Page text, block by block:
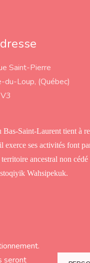
Saint-Pierre
du-Loup, (Québec)
Bas-Saint-Laurent tient à
exerce ses activités font
ancestral non cédé
Wahsipekuk.
seront